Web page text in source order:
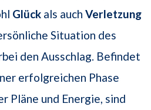
Glück als auch Verletzung
Situation des
den Ausschlag. Befindet
erfolgreichen Phase
Pläne und Energie, sind